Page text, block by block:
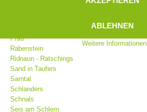
Prad
Rabenstein
Ridnaun - Ratschings
Sand in Taufers
Sarntal
Schlanders
Schnals
Seis am Schlern
ABLEHNEN
Weitere Informationen